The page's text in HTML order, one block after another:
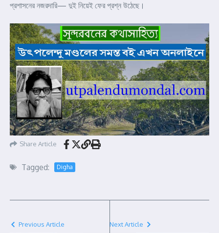
প্রশাসনের নজরদারি— দুই নিয়েই ফের প্রশ্ন উঠেছে।
Share Article
Tagged: Digha
Previous Article Next Article